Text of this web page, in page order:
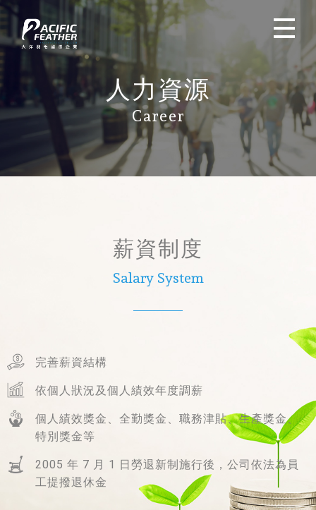
人力資源
Career
薪資制度
Salary System
完善薪資結構
依個人狀況及個人績效年度調薪
個人績效獎金、全勤獎金、職務津貼、生產獎金、
特別獎金等
2005 年 7 月 1 日勞退新制施行後，公司依法為員
工提撥退休金